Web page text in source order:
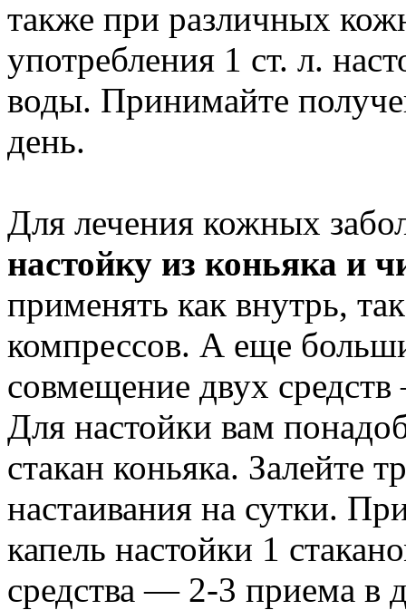
также при различных
употребления 1 ст. л.
воды. Принимайте
день.
Для лечения кожных
настойку из коньяка и
применять как внутрь,
компрессов. А еще
совмещение двух
Для настойки вам
стакан коньяка. Залейте
настаивания на сутки.
капель настойки 1
средства — 2-3 приема в